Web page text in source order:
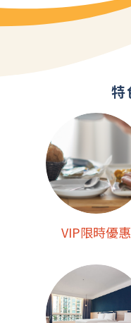
特
VIP限時優惠